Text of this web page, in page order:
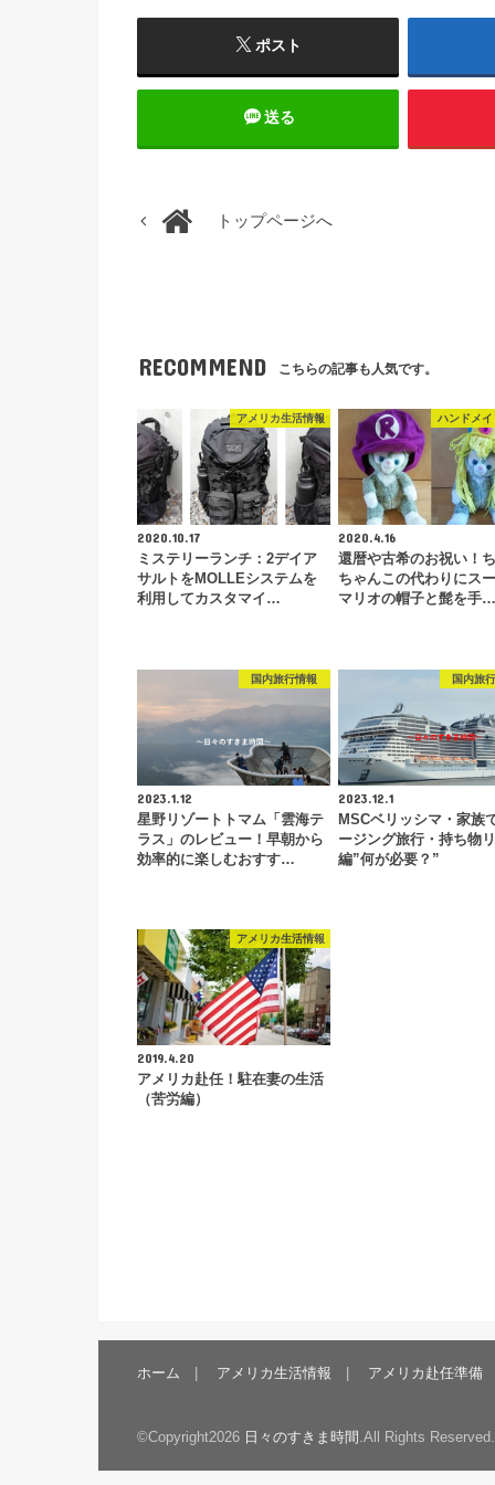
ポスト
送る
トップページへ
RECOMMEND こちらの記事も人気です。
アメリカ生活情報
2020.10.17
ミステリーランチ：2デイア
サルトをMOLLEシステムを
利用してカスタマイ…
ハンドメイ
2020.4.16
還暦や古希のお祝い！
ちゃんこの代わりにス
マリオの帽子と髭を手…
国内旅行情報
2023.1.12
星野リゾートトマム「雲海テ
ラス」のレビュー！早朝から
効率的に楽しむおすす…
国内旅
2023.12.1
MSCベリッシマ・家族
ージング旅行・持ち物
編”何が必要？”
アメリカ生活情報
2019.4.20
アメリカ赴任！駐在妻の生活
（苦労編）
ホーム アメリカ生活情報 アメリカ赴任準備
©Copyright2026 日々のすきま時間 .All Rights Reserved.